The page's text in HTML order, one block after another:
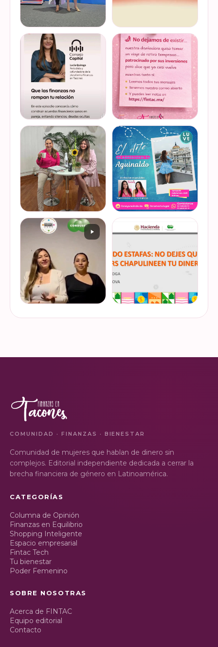
Felices de haber sido
invitadas, por cuarto año
consecutivo, a participar en
la Global Money Week, una
iniciativa que impulsa la
educación f…
VER EN
INSTAGRAM
Del 17 al 22 de marzo se
lleva a cabo la Global
Money Week 2026 (Semana
Mundial del Dinero).
Finanzas en Tacones
somos parte de esta
Jornada…
VER EN
INSTAGRAM
@lucyquiroga tuvo la
oportunidad de conversar
con la gran Ilana Sod, en el
#podcast Consejo Capital
de @scotiabankmx Gracias
por la invitac…
VER EN
INSTAGRAM
Prometemos que no
desaparecimos… solo
estamos reorganizando
todo (y esperando a que el
diseñador vuelva del retiro
😅). No estamos publicand…
VER EN
INSTAGRAM
De cuando te toca ser la
entrevistada. Un placer
platicar con Esther Luiselli
de tus finanzas en la serie
de "Mu…
VER EN
INSTAGRAM
mejor forma de gestionar
ese dinero extra de fin de
ahorro o aguinaldo, es un
dinero…
VER EN
INSTAGRAM
de la Semana Nacional de
que los hackers
COMUNIDAD · FINANZAS · BIENESTAR
Comunidad de mujeres que hablan de dinero sin
complejos. Editorial independiente dedicada a cerrar la
brecha financiera de género en Latinoamérica.
CATEGORÍAS
Columna de Opinión
Finanzas en Equilibrio
Shopping Inteligente
Espacio empresarial
Fintac Tech
Tu bienestar
Poder Femenino
SOBRE NOSOTRAS
Acerca de FINTAC
Equipo editorial
Contacto